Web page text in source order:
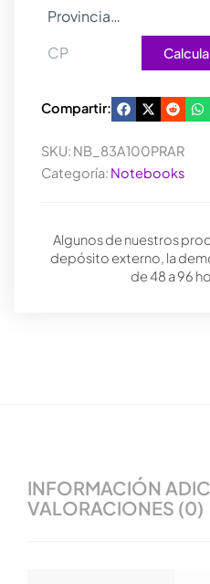
Compartir:
SKU: NB_83A100PRAR
Categoría: Notebooks
Algunos de nuestros
depósito externo, la
de 48 a 96
INFORMACIÓN
VALORACIONES (0)